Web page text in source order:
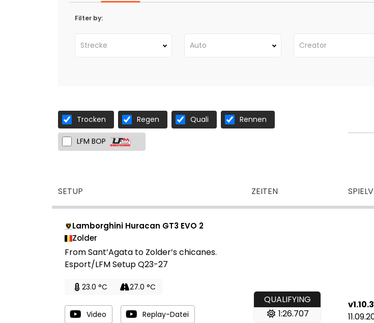
Filter by:
Strecke Auto Creator
Trocken Regen Quali Rennen
LFM BOP
SETUP ZEITEN
Lamborghini Huracan GT3 EVO 2
Zolder
From Sant’Agata to Zolder’s chicanes.
Esport/LFM Setup Q23-27
23.0 °C 27.0 °C
Video Replay-Datei
QUALIFYING
1:26.707
v1.10.3